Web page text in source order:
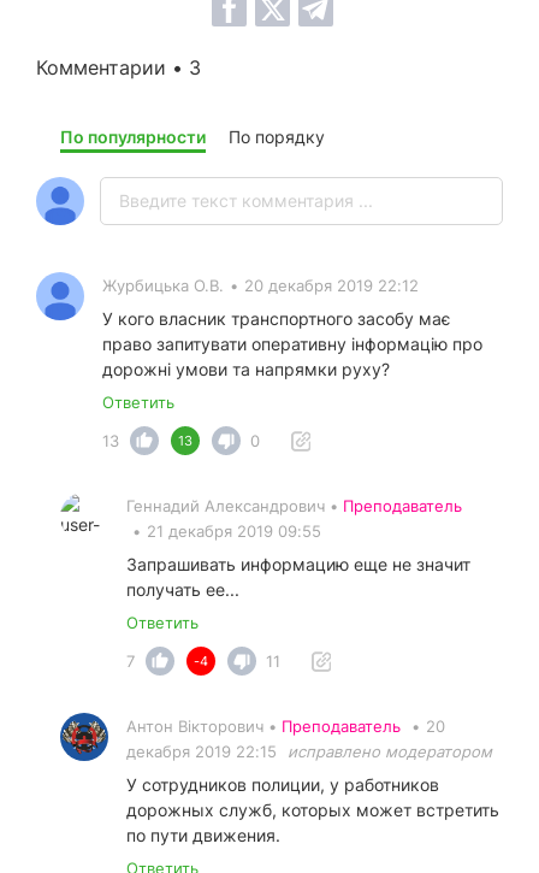
Комментарии • 3
По популярности По порядку
Журбицька О.В. • 20 декабря 2019 22:12
У кого власник транспортного засобу має
право запитувати оперативну інформацію про
дорожні умови та напрямки руху?
Ответить
13
13 0
Геннадий Александрович • Преподаватель
• 21 декабря 2019 09:55
Запрашивать информацию еще не значит
получать ее...
Ответить
7
-4 11
Антон Вікторович • Преподаватель • 20
декабря 2019 22:15
исправлено модератором
У сотрудников полиции, у работников
дорожных служб, которых может встретить
по пути движения.
Ответить